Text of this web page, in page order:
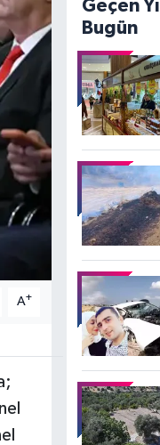
A+
Geçen Yıl
Bugün